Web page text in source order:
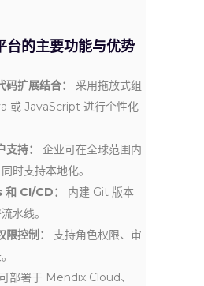
的主要功能与优势
扩展结合：
采用拖放式组
或 JavaScript 进行个性化
持：
企业可在全球范围内
时支持本地化。
CI/CD：
内建 Git 版本
水线。
控制：
支持角色权限、审
部署于 Mendix Cloud、